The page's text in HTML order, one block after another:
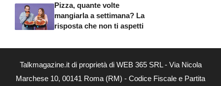
Pizza, quante volte
mangiarla a settimana? La
risposta che non ti aspetti
Talkmagazine.it di proprietà di WEB 365 SRL - Via Nicola
Marchese 10, 00141 Roma (RM) - Codice Fiscale e Partita